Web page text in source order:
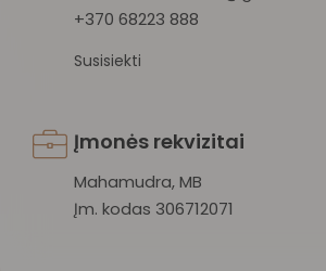
+370 68223 888
Susisiekti
Įmonės rekvizitai
Mahamudra, MB
Įm. kodas 306712071